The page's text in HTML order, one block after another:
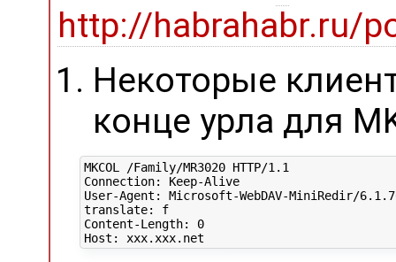
http://habrahabr.ru/
Некоторые
конце урла для
MKCOL /Family/MR3020 HTTP/1.1
Connection: Keep-Alive
User-Agent: Microsoft-WebDAV-MiniRedir/
translate: f
Content-Length: 0